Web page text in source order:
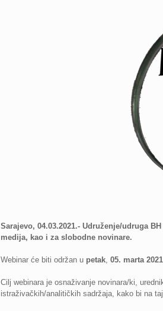
Sarajevo, 04.03.2021.- Udruženje/udruga
medija, kao i za slobodne novinare.
Webinar će biti održan u petak, 05. marta
Cilj webinara je osnaživanje novinara/ki,
istraživačkih/analitičkih sadržaja, kako bi na